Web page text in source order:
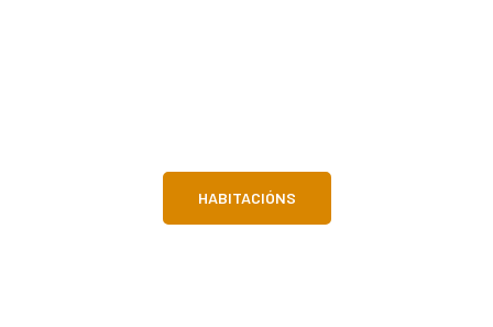
HABITACIÓNS